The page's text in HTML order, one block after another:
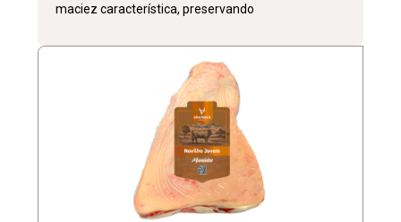
maciez característica, preservando